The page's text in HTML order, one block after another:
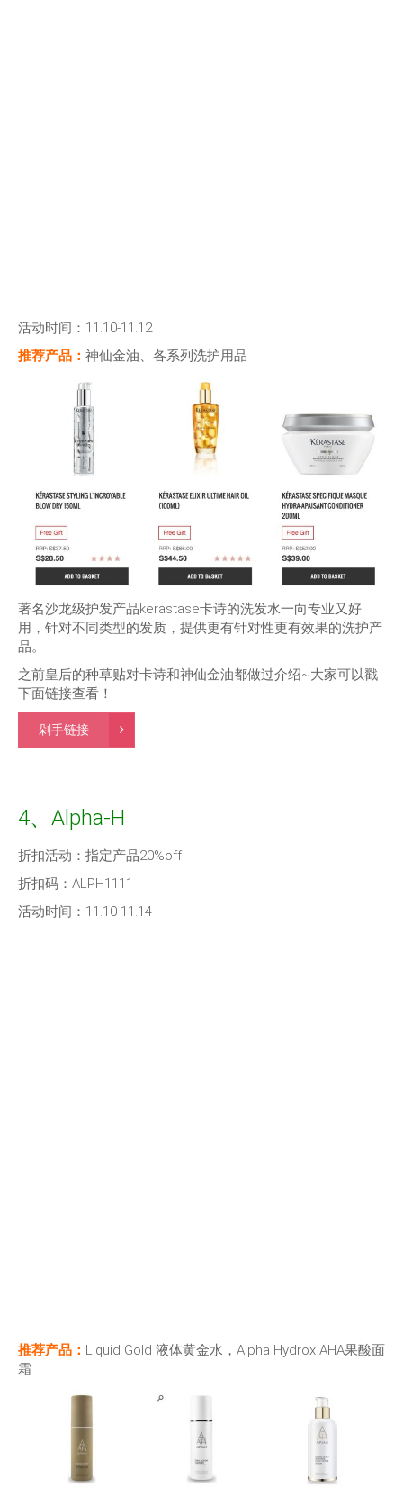
活动时间：11.10-11.12
推荐产品： 神仙金油、各系列洗护用品
著名沙龙级护发产品kerastase卡诗的洗发水一向专业又好
用，针对不同类型的发质，提供更有针对性更有效果的洗护产
品。
之前皇后的种草贴对卡诗和神仙金油都做过介绍~大家可以戳
下面链接查看！
剁手链接
4、Alpha-H
折扣活动：指定产品20%off
折扣码：ALPH1111
活动时间：11.10-11.14
推荐产品： Liquid Gold 液体黄金水，Alpha Hydrox AHA果酸面
霜